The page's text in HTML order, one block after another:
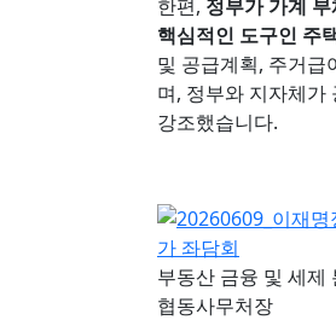
한편, 정부가 가계
핵심적인 도구인 주
및 공급계획, 주거급
며, 정부와 지자체가
강조했습니다.
부동산 금융 및 세제
협동사무처장